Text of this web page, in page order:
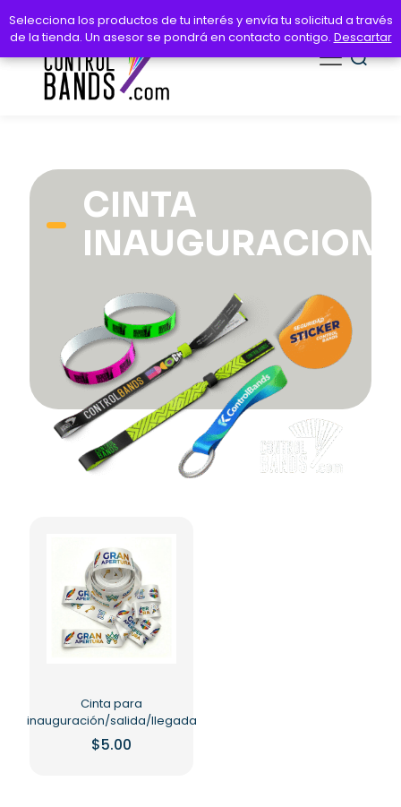
CINTA
INAUGURACION
Cinta para
inauguración/salida/llegada
$5.00
Selecciona los productos de tu interés y envía tu solicitud a través
de la tienda. Un asesor se pondrá en contacto contigo. Descartar
Selecciona los productos de tu interés y envía tu solicitud a través
de la tienda. Un asesor se pondrá en contacto contigo. Descartar